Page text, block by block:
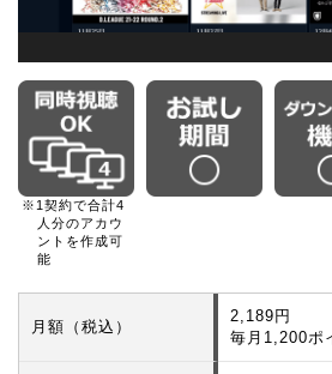
※1契約で合計4
人分のアカウ
ントを作成可
能
月額（税込）
2,189円
毎月1,200ポ